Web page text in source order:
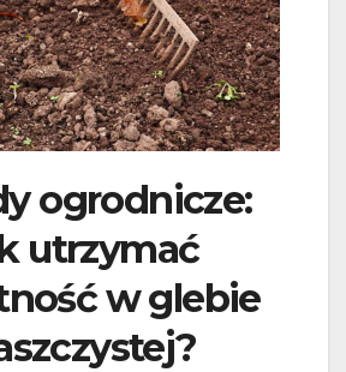
ogrodnicze:
utrzymać
w glebie